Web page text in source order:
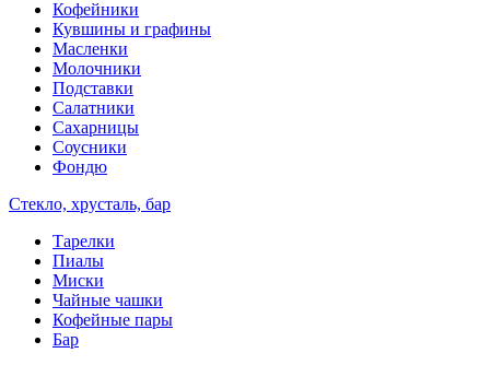
Кофейники
Кувшины и графины
Масленки
Молочники
Подставки
Салатники
Сахарницы
Соусники
Фондю
Стекло, хрусталь, бар
Тарелки
Пиалы
Миски
Чайные чашки
Кофейные пары
Бар